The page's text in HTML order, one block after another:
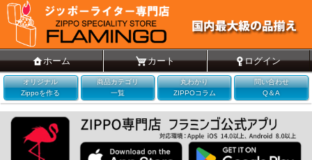
ホーム カート ログイン
オリジナル
Zippoを作る
商品カテゴリ
一覧
丸わかり
ZIPPOコラム
問い合わせ
Q＆A